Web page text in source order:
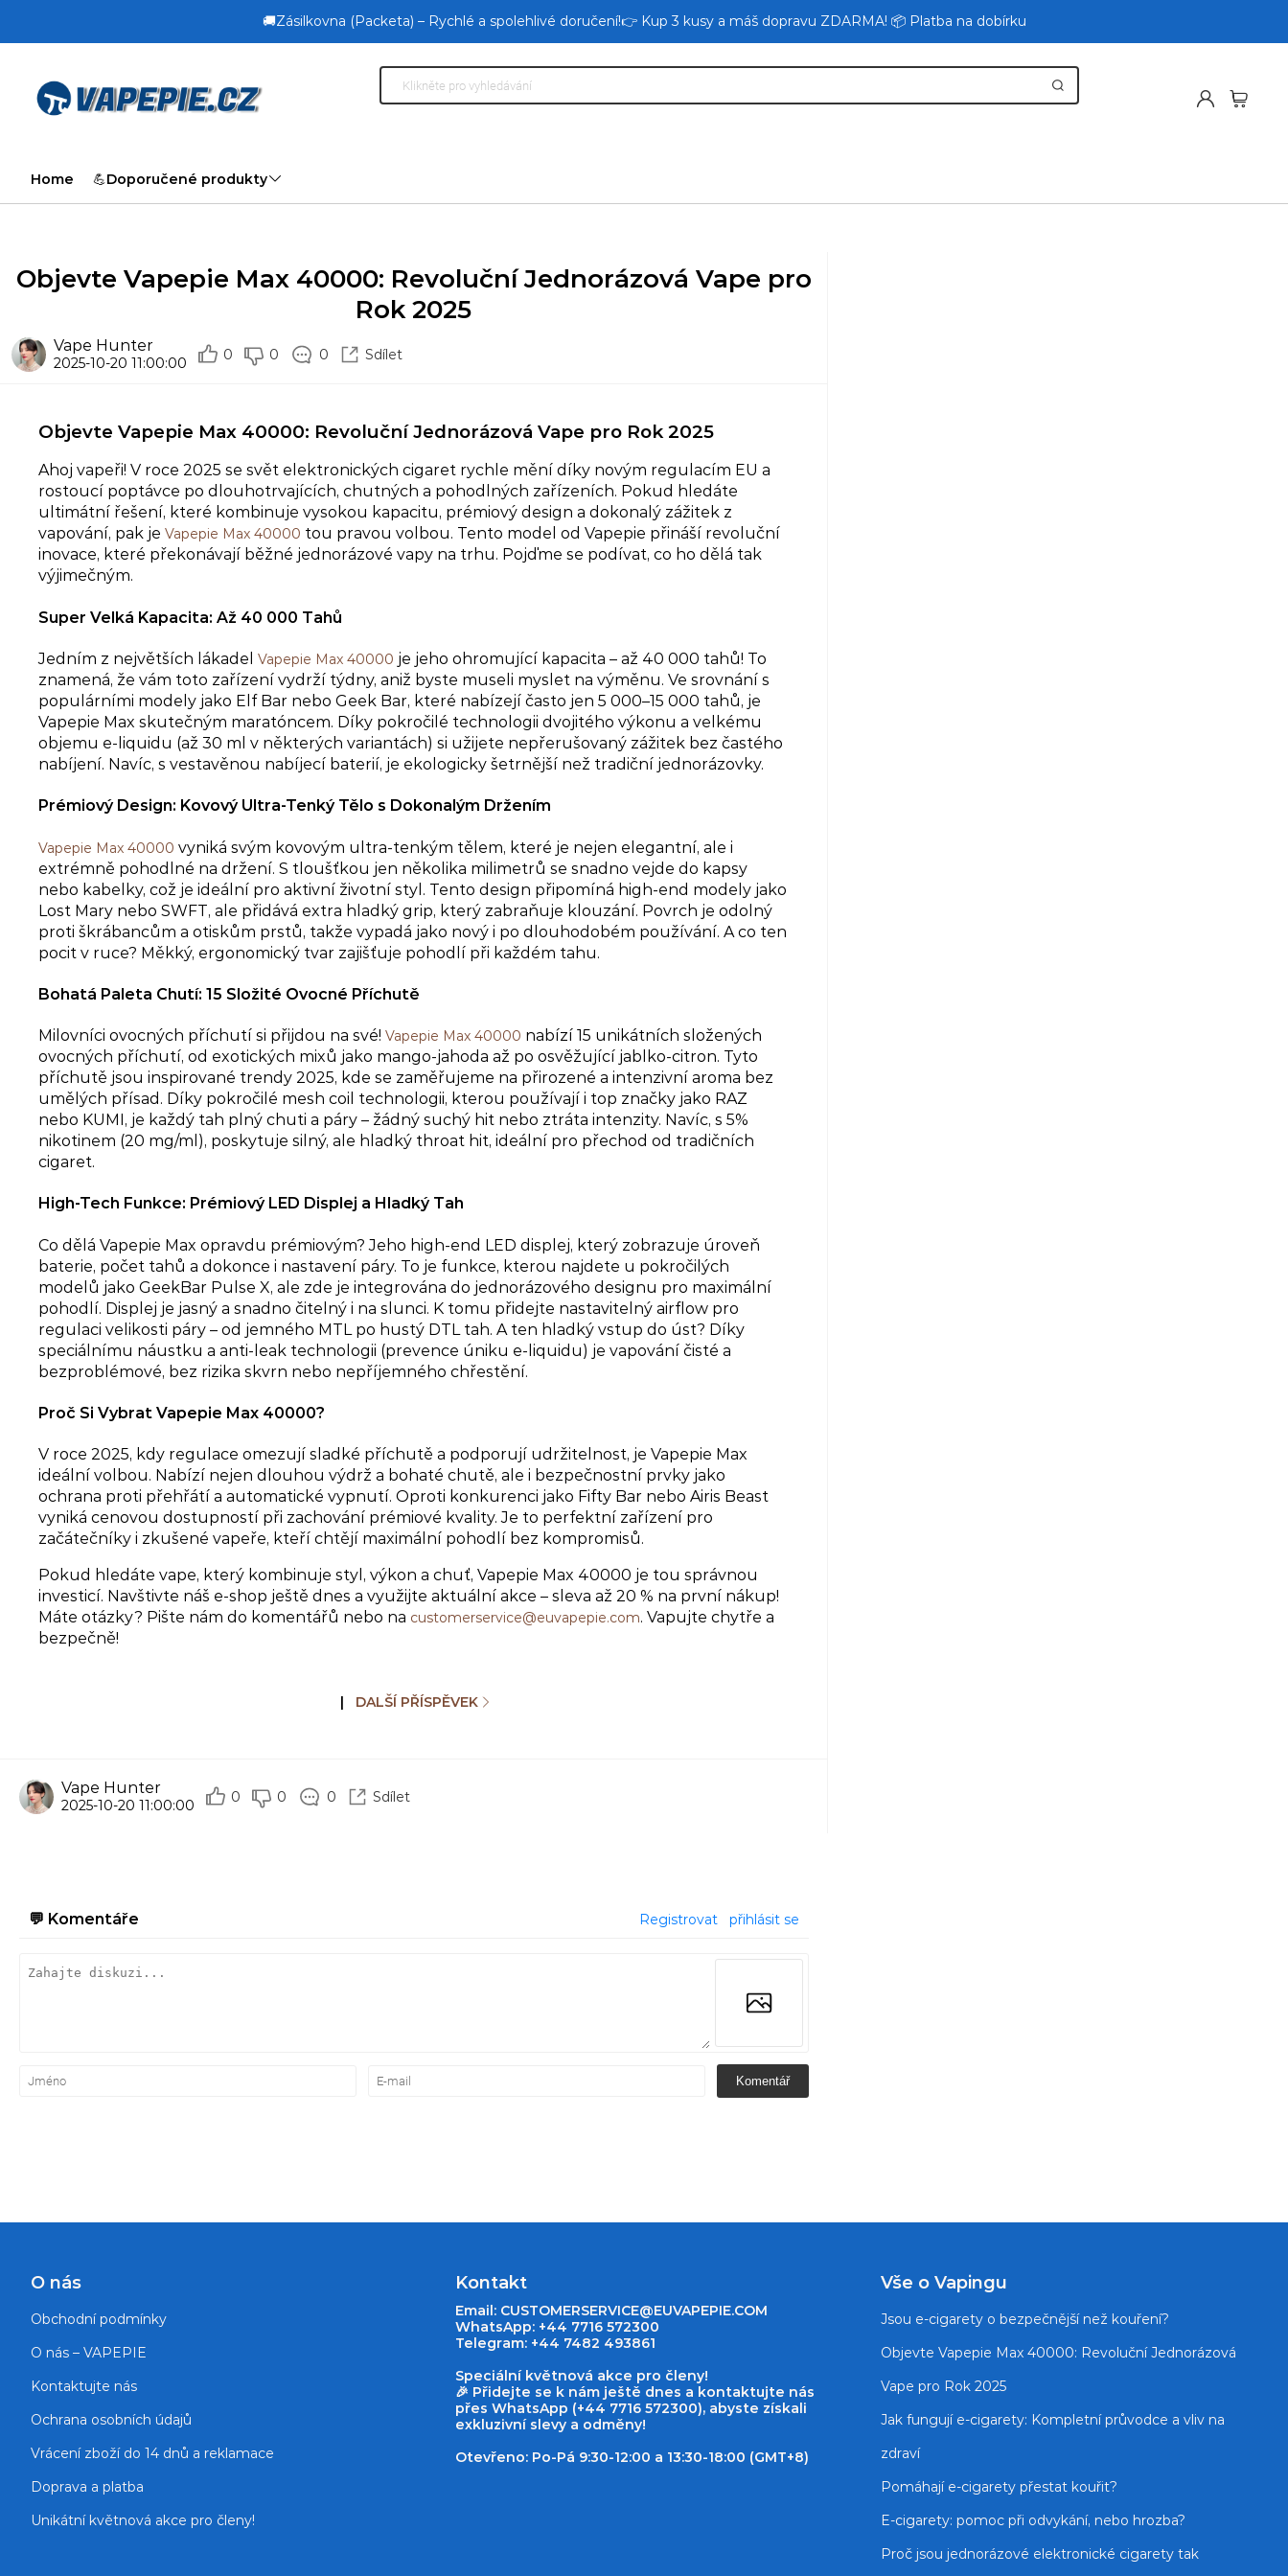
🚚Zásilkovna (Packeta) – Rychlé a spolehlivé doručení!👉 Kup 3 kusy a máš dopravu ZDARMA! 📦 Platba na dobírku
Home 💪Doporučené produkty
Objevte Vapepie Max 40000: Revoluční Jednorázová Vape pro
Rok 2025
Vape Hunter
2025-10-20 11:00:00
0 0 0 Sdílet
Objevte Vapepie Max 40000: Revoluční Jednorázová Vape pro Rok 2025
Ahoj vapeři! V roce 2025 se svět elektronických cigaret rychle mění díky novým regulacím EU a
rostoucí poptávce po dlouhotrvajících, chutných a pohodlných zařízeních. Pokud hledáte
ultimátní řešení, které kombinuje vysokou kapacitu, prémiový design a dokonalý zážitek z
vapování, pak je Vapepie Max 40000 tou pravou volbou. Tento model od Vapepie přináší revoluční
inovace, které překonávají běžné jednorázové vapy na trhu. Pojďme se podívat, co ho dělá tak
výjimečným.
Super Velká Kapacita: Až 40 000 Tahů
Jedním z největších lákadel Vapepie Max 40000 je jeho ohromující kapacita – až 40 000 tahů! To
znamená, že vám toto zařízení vydrží týdny, aniž byste museli myslet na výměnu. Ve srovnání s
populárními modely jako Elf Bar nebo Geek Bar, které nabízejí často jen 5 000–15 000 tahů, je
Vapepie Max skutečným maratóncem. Díky pokročilé technologii dvojitého výkonu a velkému
objemu e-liquidu (až 30 ml v některých variantách) si užijete nepřerušovaný zážitek bez častého
nabíjení. Navíc, s vestavěnou nabíjecí baterií, je ekologicky šetrnější než tradiční jednorázovky.
Prémiový Design: Kovový Ultra-Tenký Tělo s Dokonalým Držením
Vapepie Max 40000 vyniká svým kovovým ultra-tenkým tělem, které je nejen elegantní, ale i
extrémně pohodlné na držení. S tloušťkou jen několika milimetrů se snadno vejde do kapsy
nebo kabelky, což je ideální pro aktivní životní styl. Tento design připomíná high-end modely jako
Lost Mary nebo SWFT, ale přidává extra hladký grip, který zabraňuje klouzání. Povrch je odolný
proti škrábancům a otiskům prstů, takže vypadá jako nový i po dlouhodobém používání. A co ten
pocit v ruce? Měkký, ergonomický tvar zajišťuje pohodlí při každém tahu.
Bohatá Paleta Chutí: 15 Složité Ovocné Příchutě
Milovníci ovocných příchutí si přijdou na své! Vapepie Max 40000 nabízí 15 unikátních složených
ovocných příchutí, od exotických mixů jako mango-jahoda až po osvěžující jablko-citron. Tyto
příchutě jsou inspirované trendy 2025, kde se zaměřujeme na přirozené a intenzivní aroma bez
umělých přísad. Díky pokročilé mesh coil technologii, kterou používají i top značky jako RAZ
nebo KUMI, je každý tah plný chuti a páry – žádný suchý hit nebo ztráta intenzity. Navíc, s 5%
nikotinem (20 mg/ml), poskytuje silný, ale hladký throat hit, ideální pro přechod od tradičních
cigaret.
High-Tech Funkce: Prémiový LED Displej a Hladký Tah
Co dělá Vapepie Max opravdu prémiovým? Jeho high-end LED displej, který zobrazuje úroveň
baterie, počet tahů a dokonce i nastavení páry. To je funkce, kterou najdete u pokročilých
modelů jako GeekBar Pulse X, ale zde je integrována do jednorázového designu pro maximální
pohodlí. Displej je jasný a snadno čitelný i na slunci. K tomu přidejte nastavitelný airflow pro
regulaci velikosti páry – od jemného MTL po hustý DTL tah. A ten hladký vstup do úst? Díky
speciálnímu náustku a anti-leak technologii (prevence úniku e-liquidu) je vapování čisté a
bezproblémové, bez rizika skvrn nebo nepříjemného chřestění.
Proč Si Vybrat Vapepie Max 40000?
V roce 2025, kdy regulace omezují sladké příchutě a podporují udržitelnost, je Vapepie Max
ideální volbou. Nabízí nejen dlouhou výdrž a bohaté chutě, ale i bezpečnostní prvky jako
ochrana proti přehřátí a automatické vypnutí. Oproti konkurenci jako Fifty Bar nebo Airis Beast
vyniká cenovou dostupností při zachování prémiové kvality. Je to perfektní zařízení pro
začátečníky i zkušené vapeře, kteří chtějí maximální pohodlí bez kompromisů.
Pokud hledáte vape, který kombinuje styl, výkon a chuť, Vapepie Max 40000 je tou správnou
investicí. Navštivte náš e-shop ještě dnes a využijte aktuální akce – sleva až 20 % na první nákup!
Máte otázky? Pište nám do komentářů nebo na customerservice@euvapepie.com. Vapujte chytře a
bezpečně!
| DALŠÍ PŘÍSPĚVEK
Vape Hunter
2025-10-20 11:00:00
0 0 0 Sdílet
💬 Komentáře Registrovat přihlásit se
Komentář
O nás
Obchodní podmínky
O nás – VAPEPIE
Kontaktujte nás
Ochrana osobních údajů
Vrácení zboží do 14 dnů a reklamace
Doprava a platba
Unikátní květnová akce pro členy!
Kontakt
Email: CUSTOMERSERVICE@EUVAPEPIE.COM
WhatsApp: +44 7716 572300
Telegram: +44 7482 493861
Speciální květnová akce pro členy!
🎉 Přidejte se k nám ještě dnes a kontaktujte nás
přes WhatsApp (+44 7716 572300), abyste získali
exkluzivní slevy a odměny!
Otevřeno: Po-Pá 9:30-12:00 a 13:30-18:00 (GMT+8)
Vše o Vapingu
Jsou e‑cigarety o bezpečnější než kouření?
Objevte Vapepie Max 40000: Revoluční Jednorázová
Vape pro Rok 2025
Jak fungují e-cigarety: Kompletní průvodce a vliv na
zdraví
Pomáhají e-cigarety přestat kouřit?
E‑cigarety: pomoc při odvykání, nebo hrozba?
Proč jsou jednorázové elektronické cigarety tak